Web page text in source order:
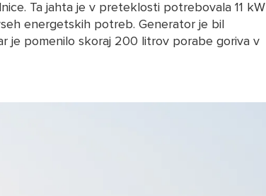
Ta jahta je v preteklosti potrebovala 11 kW
energetskih potreb. Generator je bil
je pomenilo skoraj 200 litrov porabe goriva v